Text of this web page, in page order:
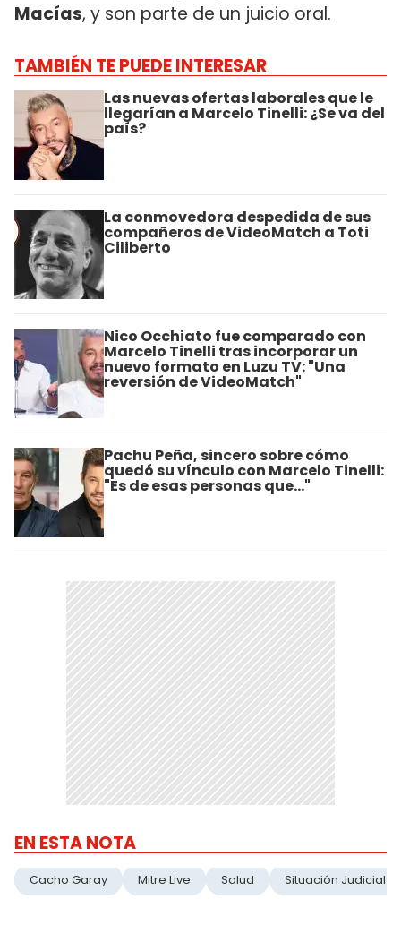
Macías, y son parte de un juicio oral.
TAMBIÉN TE PUEDE INTERESAR
Las nuevas ofertas laborales que le
llegarían a Marcelo Tinelli: ¿Se va del
país?
La conmovedora despedida de sus
compañeros de VideoMatch a Toti
Ciliberto
Nico Occhiato fue comparado con
Marcelo Tinelli tras incorporar un
nuevo formato en Luzu TV: "Una
reversión de VideoMatch"
Pachu Peña, sincero sobre cómo
quedó su vínculo con Marcelo Tinelli:
"Es de esas personas que..."
EN ESTA NOTA
Cacho Garay Mitre Live Salud Situación Judicial